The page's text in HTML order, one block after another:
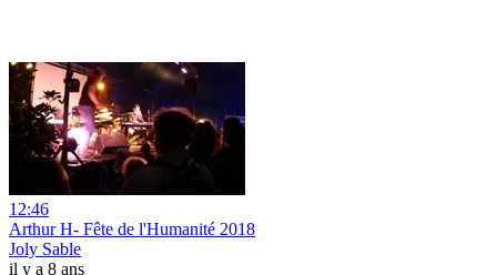
12:46
Arthur H- Fête de l'Humanité 2018
Joly Sable
il y a 8 ans